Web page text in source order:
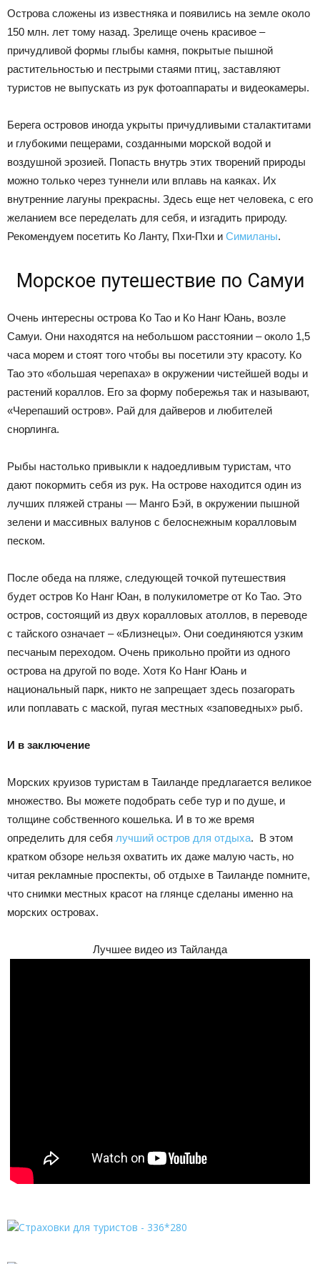
Острова сложены из известняка и появились на земле около
150 млн. лет тому назад. Зрелище очень красивое –
причудливой формы глыбы камня, покрытые пышной
растительностью и пестрыми стаями птиц, заставляют
туристов не выпускать из рук фотоаппараты и видеокамеры.
Берега островов иногда укрыты причудливыми сталактитами
и глубокими пещерами, созданными морской водой и
воздушной эрозией. Попасть внутрь этих творений природы
можно только через туннели или вплавь на каяках. Их
внутренние лагуны прекрасны. Здесь еще нет человека, с его
желанием все переделать для себя, и изгадить природу.
Рекомендуем посетить Ко Ланту, Пхи-Пхи и Симиланы.
Морское путешествие по Самуи
Очень интересны острова Ко Тао и Ко Нанг Юань, возле
Самуи. Они находятся на небольшом расстоянии – около 1,5
часа морем и стоят того чтобы вы посетили эту красоту. Ко
Тао это «большая черепаха» в окружении чистейшей воды и
растений кораллов. Его за форму побережья так и называют,
«Черепаший остров». Рай для дайверов и любителей
снорлинга.
Рыбы настолько привыкли к надоедливым туристам, что
дают покормить себя из рук. На острове находится один из
лучших пляжей страны — Манго Бэй, в окружении пышной
зелени и массивных валунов с белоснежным коралловым
песком.
После обеда на пляже, следующей точкой путешествия
будет остров Ко Нанг Юан, в полукилометре от Ко Тао. Это
остров, состоящий из двух коралловых атоллов, в переводе
с тайского означает – «Близнецы». Они соединяются узким
песчаным переходом. Очень прикольно пройти из одного
острова на другой по воде. Хотя Ко Нанг Юань и
национальный парк, никто не запрещает здесь позагорать
или поплавать с маской, пугая местных «заповедных» рыб.
И в заключение
Морских круизов туристам в Таиланде предлагается великое
множество. Вы можете подобрать себе тур и по душе, и
толщине собственного кошелька. И в то же время
определить для себя лучший остров для отдыха. В этом
кратком обзоре нельзя охватить их даже малую часть, но
читая рекламные проспекты, об отдыхе в Таиланде помните,
что снимки местных красот на глянце сделаны именно на
морских островах.
Лучшее видео из Тайланда